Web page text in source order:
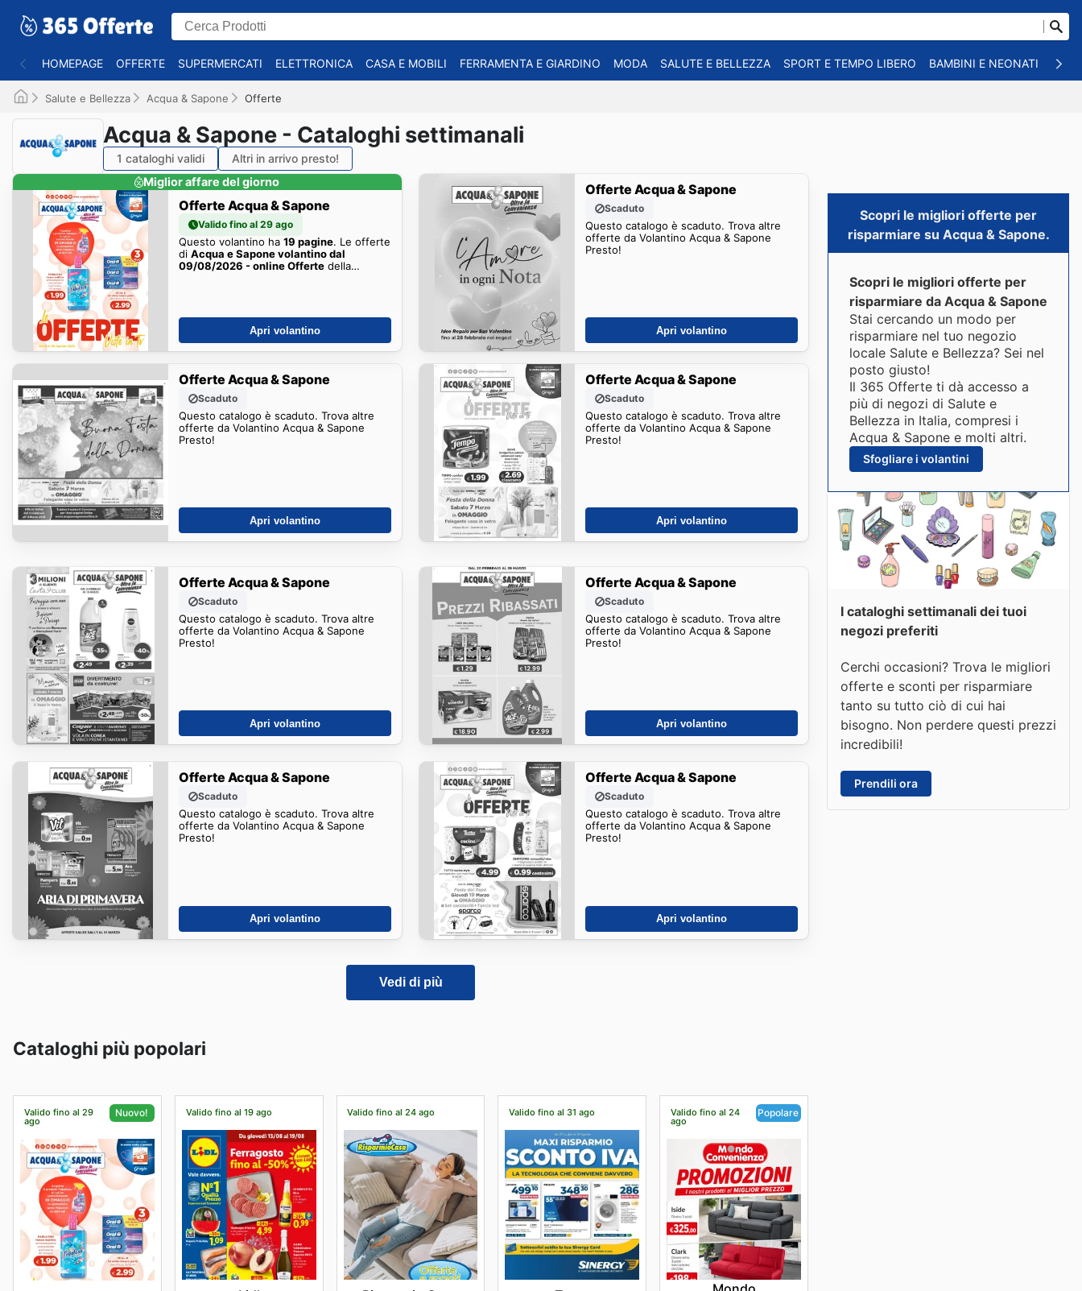
HOMEPAGE OFFERTE SUPERMERCATI ELETTRONICA CASA E MOBILI FERRAMENTA E GIARDINO MODA SALUTE E BELLEZZA SPORT E TEMPO LIBERO BAMBINI E NEONATI
Salute e Bellezza Acqua & Sapone Offerte
Acqua & Sapone - Cataloghi settimanali
1 cataloghi validi
Altri in arrivo presto!
Miglior affare del giorno
Offerte Acqua & Sapone
Valido fino al 29 ago
Questo volantino ha 19 pagine. Le offerte
di Acqua e Sapone volantino dal
09/08/2026 - online Offertedella
Apri volantino
Offerte Acqua & Sapone
Scaduto
Questo catalogo è scaduto. Trova altre
offerte da Volantino Acqua & Sapone
Presto!
Apri volantino
Offerte Acqua & Sapone
Scaduto
Questo catalogo è scaduto. Trova altre
offerte da Volantino Acqua & Sapone
Presto!
Apri volantino
Offerte Acqua & Sapone
Scaduto
Questo catalogo è scaduto. Trova altre
offerte da Volantino Acqua & Sapone
Presto!
Apri volantino
Offerte Acqua & Sapone
Scaduto
Questo catalogo è scaduto. Trova altre
offerte da Volantino Acqua & Sapone
Presto!
Apri volantino
Offerte Acqua & Sapone
Scaduto
Questo catalogo è scaduto. Trova altre
offerte da Volantino Acqua & Sapone
Presto!
Apri volantino
Offerte Acqua & Sapone
Scaduto
Questo catalogo è scaduto. Trova altre
offerte da Volantino Acqua & Sapone
Presto!
Apri volantino
Offerte Acqua & Sapone
Scaduto
Questo catalogo è scaduto. Trova altre
offerte da Volantino Acqua & Sapone
Presto!
Apri volantino
Vedi di più
Cataloghi più popolari
Valido fino al 29
ago
Nuovo! Valido fino al 19 ago Valido fino al 24 ago Valido fino al 31 ago Valido fino al 24
ago
Popolare
Scopri le migliori offerte per
risparmiare su Acqua & Sapone.
Scopri le migliori offerte per
risparmiare da Acqua & Sapone
Stai cercando un modo per
risparmiare nel tuo negozio
locale Salute e Bellezza? Sei nel
posto giusto!
Il 365 Offerte ti dà accesso a
più di negozi di Salute e
Bellezza in Italia, compresi i
Acqua & Sapone e molti altri.
Sfogliare i volantini
I cataloghi settimanali dei tuoi
negozi preferiti
Cerchi occasioni? Trova le migliori
offerte e sconti per risparmiare
tanto su tutto ciò di cui hai
bisogno. Non perdere questi prezzi
incredibili!
Prendili ora